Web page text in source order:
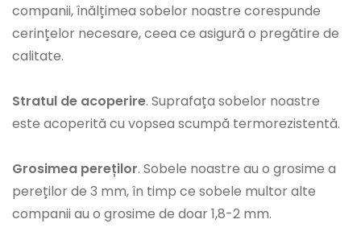
companii, înălțimea sobelor noastre corespunde
cerințelor necesare, ceea ce asigură o pregătire de
calitate.
Stratul de acoperire. Suprafața sobelor noastre
este acoperită cu vopsea scumpă termorezistentă.
Grosimea pereților. Sobele noastre au o grosime a
pereților de 3 mm, în timp ce sobele multor alte
companii au o grosime de doar 1,8-2 mm.